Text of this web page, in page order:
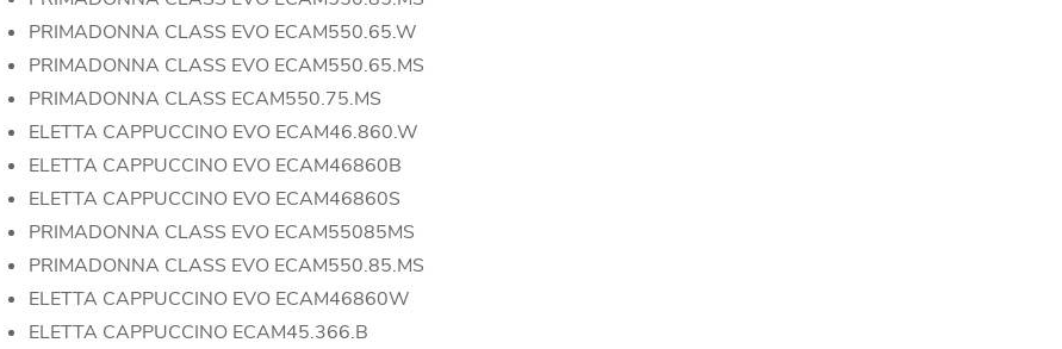
PRIMADONNA CLASS EVO ECAM550.65.W
PRIMADONNA CLASS EVO ECAM550.65.MS
PRIMADONNA CLASS ECAM550.75.MS
ELETTA CAPPUCCINO EVO ECAM46.860.W
ELETTA CAPPUCCINO EVO ECAM46860B
ELETTA CAPPUCCINO EVO ECAM46860S
PRIMADONNA CLASS EVO ECAM55085MS
PRIMADONNA CLASS EVO ECAM550.85.MS
ELETTA CAPPUCCINO EVO ECAM46860W
ELETTA CAPPUCCINO ECAM45.366.B